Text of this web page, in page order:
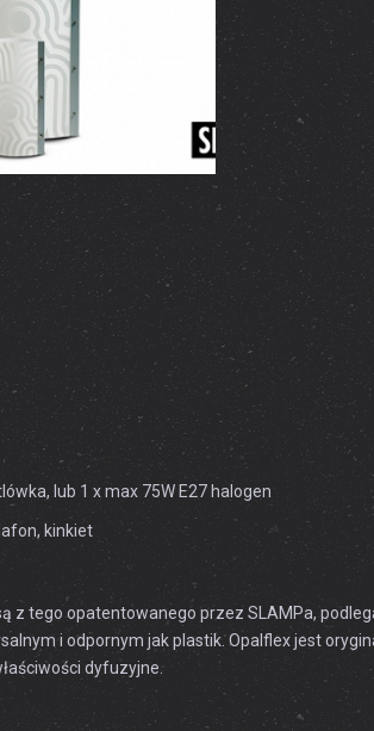
lub 1 x max 75W E27 halogen
kinkiet
z tego opatentowanego przez SLAMPa,
i odpornym jak plastik. Opalflex jest
dyfuzyjne.